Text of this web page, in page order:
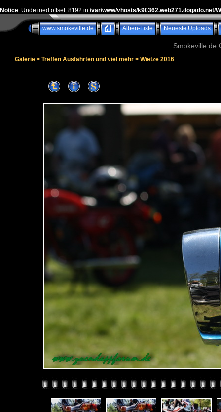
Notice: Undefined offset: 8192 in /var/www/vhosts/k90362.web271.dogado.net/
www.smokeville.de Alben-Liste Neueste Uploads
Smokeville.de
Galerie > Treffen Ausfahrten und viel mehr > Wietze 2016